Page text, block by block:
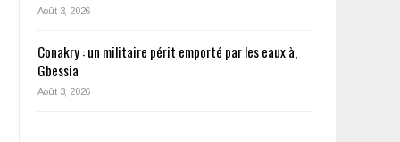
Août 3, 2026
Conakry : un militaire périt emporté par les eaux à,
Gbessia
Août 3, 2026